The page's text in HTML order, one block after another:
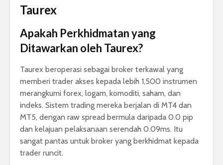
Taurex
Apakah Perkhidmatan yang
Ditawarkan oleh Taurex?
Taurex beroperasi sebagai broker terkawal yang
memberi trader akses kepada lebih 1,500 instrumen
merangkumi forex, logam, komoditi, saham, dan
indeks. Sistem trading mereka berjalan di MT4 dan
MT5, dengan raw spread bermula daripada 0.0 pip
dan kelajuan pelaksanaan serendah 0.09ms. Itu
sangat pantas untuk broker yang berkhidmat kepada
trader runcit.